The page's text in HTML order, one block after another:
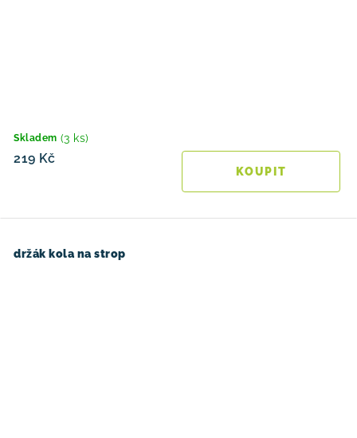
Skladem (3 ks)
219 Kč
držák kola na strop